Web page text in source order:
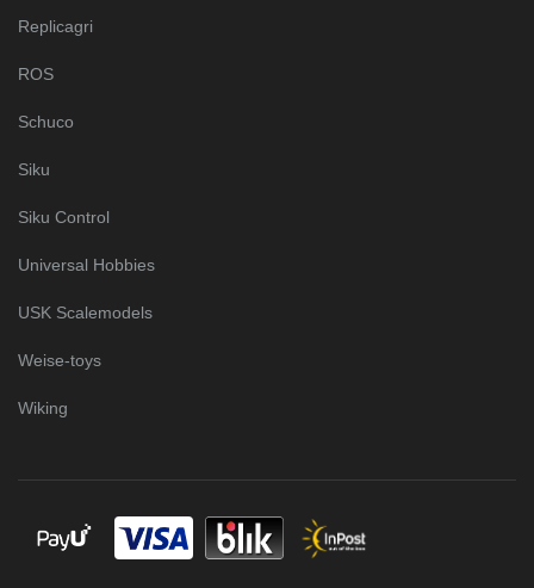
Replicagri
ROS
Schuco
Siku
Siku Control
Universal Hobbies
USK Scalemodels
Weise-toys
Wiking